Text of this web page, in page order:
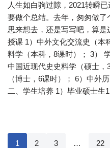
人生如白驹过隙，2021转瞬
要做个总结。去年，匆匆做了
思来想去，还是写写吧，算是
授课 1）中外文化交流史（本
料学（本科，8课时）； 3）
中国近现代史史料学（硕士
（博士，6课时）； 6）中外
二、学生培养 1）毕业硕士生
1 2 3 … 22